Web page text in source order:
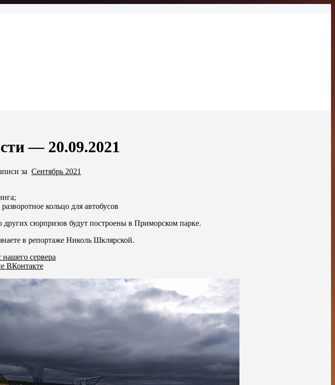
— 20.09.2021
за Сентябрь 2021
кольцо для автобусов
других сюрпризов будут построены в Приморском парке.
в репортаже Николь Шклярской.
нашего сервера
ВКонтакте